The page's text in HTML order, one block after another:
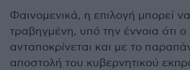
Φαινομενικά, η επιλογή μπορεί να
τραβηγμένη, υπό την έννοια ότι
ανταποκρίνεται και με το
αποστολή του κυβερνητικού